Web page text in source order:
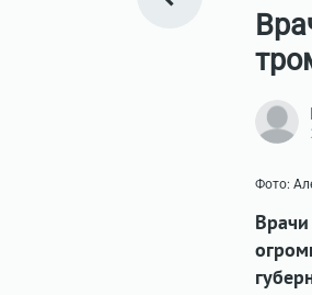
Фото: